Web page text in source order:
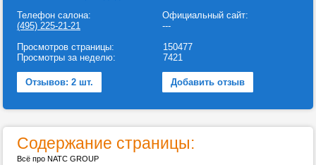
Телефон салона:
(495) 225-21-21
Официальный сайт:
---
Просмотров страницы:
Просмотры за неделю:
150477
7421
Отзывов: 2 шт. Добавить отзыв
Содержание страницы:
Всё про NATC GROUP